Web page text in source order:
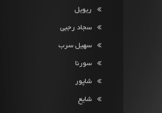
ریویل
سجاد رجبی
سهیل سرب
سورنا
شاپور
شایع